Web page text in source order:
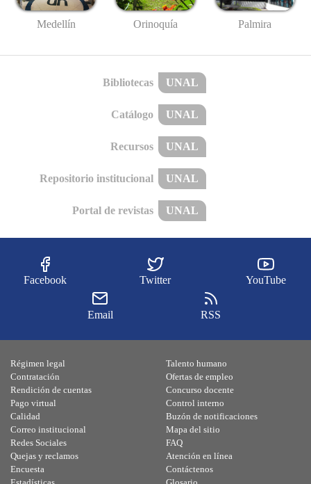
Medellín Orinoquía Palmira
Bibliotecas UNAL
Catálogo UNAL
Recursos UNAL
Repositorio institucional UNAL
Portal de revistas UNAL
Facebook Twitter YouTube
Email RSS
Régimen legal
Contratación
Rendición de cuentas
Pago virtual
Calidad
Talento humano
Ofertas de empleo
Concurso docente
Control interno
Buzón de notificaciones
Correo institucional
Redes Sociales
Quejas y reclamos
Encuesta
Mapa del sitio
FAQ
Atención en línea
Contáctenos